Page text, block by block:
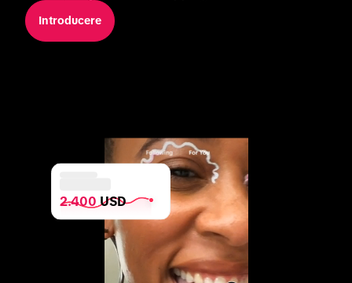
Introducere
2.400 USD